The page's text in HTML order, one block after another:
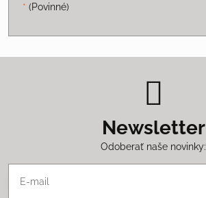
* (Povinné)
Newsletter
Odoberať naše novinky: